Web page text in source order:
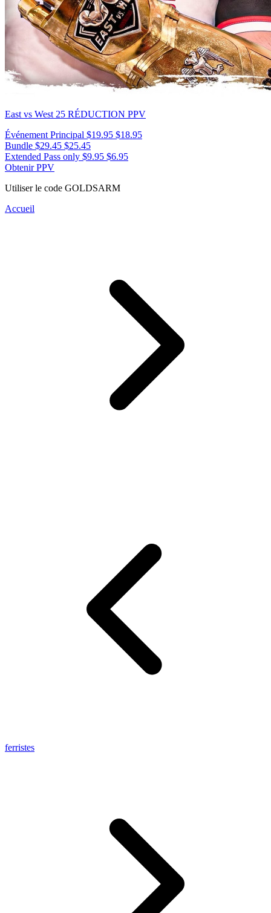
East vs West 25 RÉDUCTION PPV
Événement Principal $19.95 $18.95
Bundle $29.45 $25.45
Extended Pass only $9.95 $6.95
Obtenir PPV
Utiliser le code GOLDSARM
Accueil
ferristes